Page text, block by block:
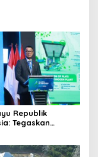
Republik
Tegaskan